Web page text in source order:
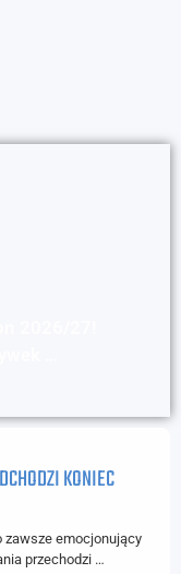
KONIEC
zawsze emocjonujący
przechodzi …